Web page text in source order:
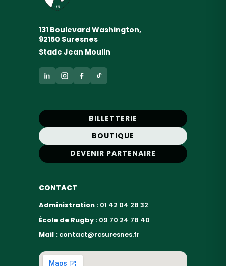
131 Boulevard Washington,
92150 Suresnes
Stade Jean Moulin
BILLETTERIE
BOUTIQUE
DEVENIR PARTENAIRE
CONTACT
Administration : 01 42 04 28 32
École de Rugby : 09 70 24 78 40
Mail : contact@rcsuresnes.fr